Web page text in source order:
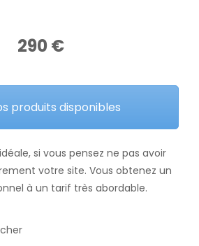
290 €
produits disponibles
si vous pensez ne pas avoir
votre site. Vous obtenez un
à un tarif très abordable.